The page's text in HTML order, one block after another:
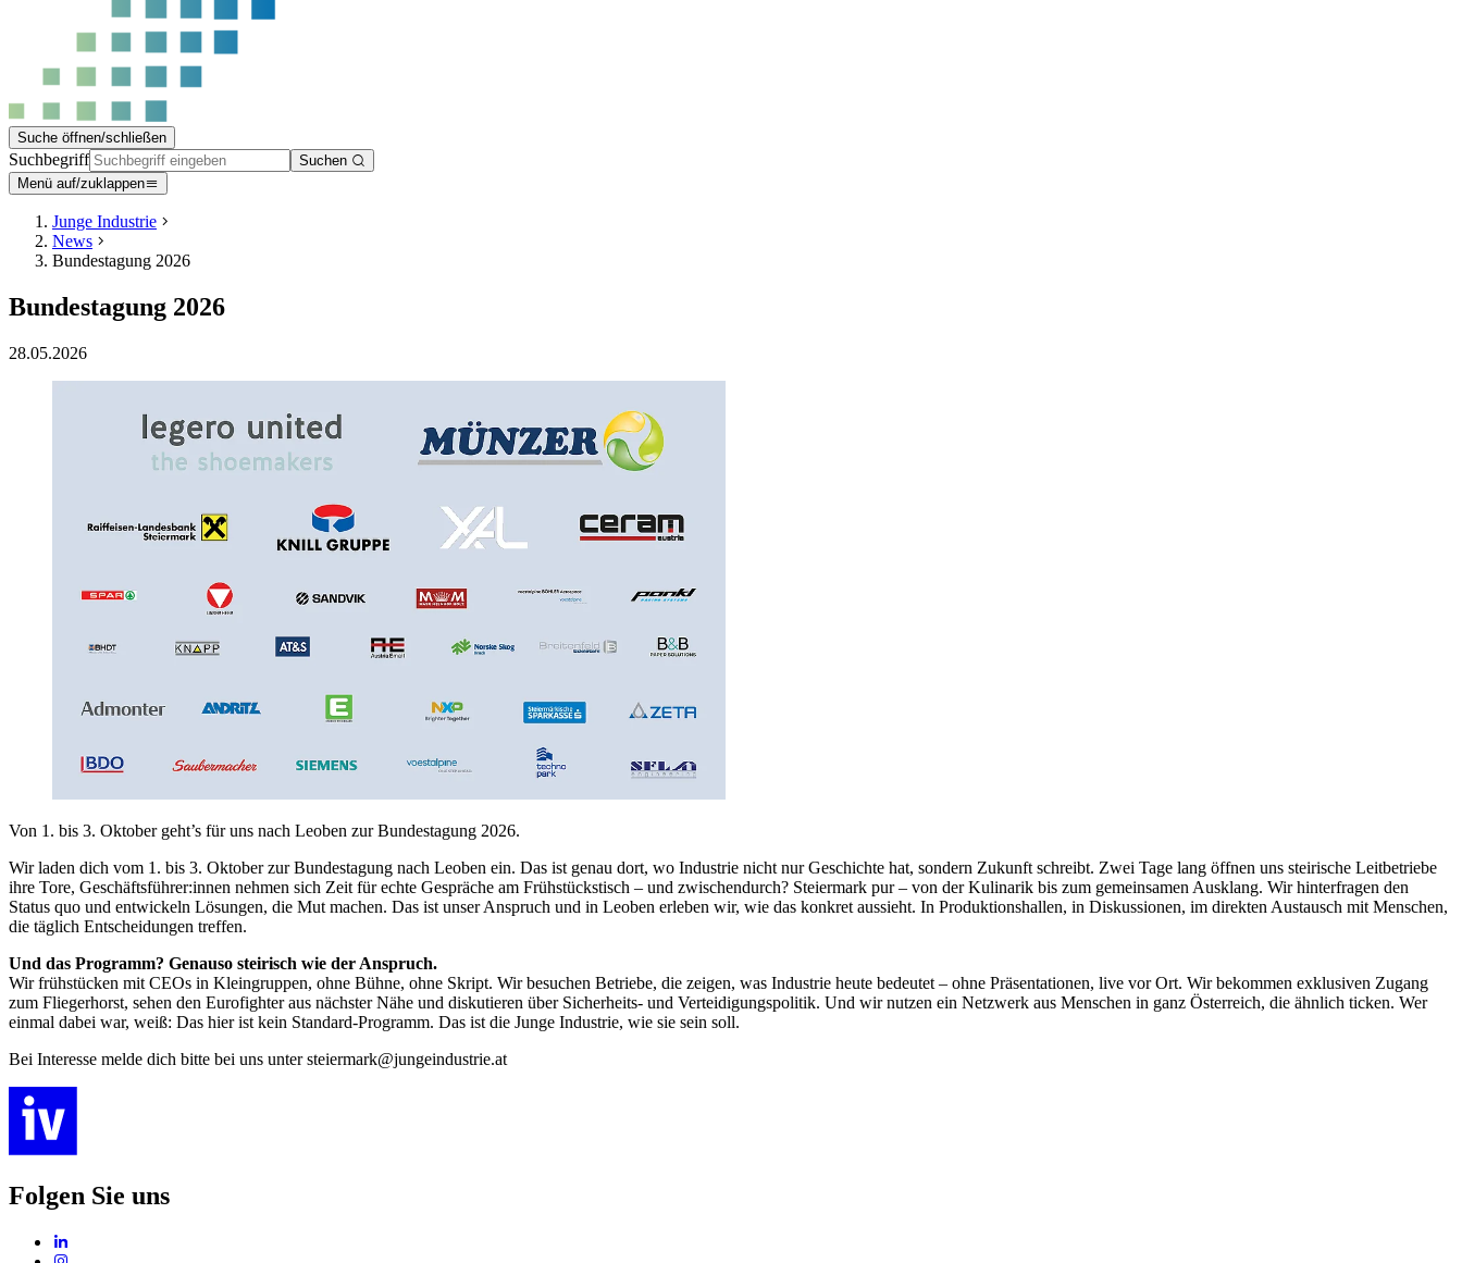
Suche öffnen/schließen
Suchbegriff
Suchen
Menü auf/zuklappen
Junge Industrie
News
Bundestagung 2026
Bundestagung 2026
28.05.2026
Von 1. bis 3. Oktober geht’s für uns nach Leoben zur Bundestagung 2026.
Wir laden dich vom 1. bis 3. Oktober zur Bundestagung nach Leoben ein. Das ist genau dort, wo Industrie nicht nur Geschichte hat, sondern Zukunft schreibt. Zwei Tage lang öffnen uns steirische Leitbetriebe
ihre Tore, Geschäftsführer:innen nehmen sich Zeit für echte Gespräche am Frühstückstisch – und zwischendurch? Steiermark pur – von der Kulinarik bis zum gemeinsamen Ausklang. Wir hinterfragen den
Status quo und entwickeln Lösungen, die Mut machen. Das ist unser Anspruch und in Leoben erleben wir, wie das konkret aussieht. In Produktionshallen, in Diskussionen, im direkten Austausch mit Menschen,
die täglich Entscheidungen treffen.
Und das Programm? Genauso steirisch wie der Anspruch.
Wir frühstücken mit CEOs in Kleingruppen, ohne Bühne, ohne Skript. Wir besuchen Betriebe, die zeigen, was Industrie heute bedeutet – ohne Präsentationen, live vor Ort. Wir bekommen exklusiven Zugang
zum Fliegerhorst, sehen den Eurofighter aus nächster Nähe und diskutieren über Sicherheits- und Verteidigungspolitik. Und wir nutzen ein Netzwerk aus Menschen in ganz Österreich, die ähnlich ticken. Wer
einmal dabei war, weiß: Das hier ist kein Standard-Programm. Das ist die Junge Industrie, wie sie sein soll.
Bei Interesse melde dich bitte bei uns unter steiermark@jungeindustrie.at
Folgen Sie uns